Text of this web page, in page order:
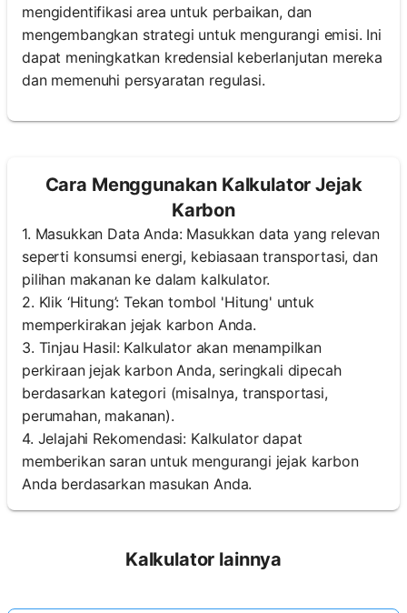
mengidentifikasi area untuk perbaikan, dan
mengembangkan strategi untuk mengurangi emisi. Ini
dapat meningkatkan kredensial keberlanjutan mereka
dan memenuhi persyaratan regulasi.
Cara Menggunakan Kalkulator Jejak
Karbon
1. Masukkan Data Anda: Masukkan data yang relevan
seperti konsumsi energi, kebiasaan transportasi, dan
pilihan makanan ke dalam kalkulator.
2. Klik ‘Hitung’: Tekan tombol 'Hitung' untuk
memperkirakan jejak karbon Anda.
3. Tinjau Hasil: Kalkulator akan menampilkan
perkiraan jejak karbon Anda, seringkali dipecah
berdasarkan kategori (misalnya, transportasi,
perumahan, makanan).
4. Jelajahi Rekomendasi: Kalkulator dapat
memberikan saran untuk mengurangi jejak karbon
Anda berdasarkan masukan Anda.
Kalkulator lainnya